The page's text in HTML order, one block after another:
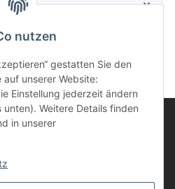
nutzen
gestatten Sie den
unserer Website:
Einstellung jederzeit ändern
Weitere Details finden
in unserer